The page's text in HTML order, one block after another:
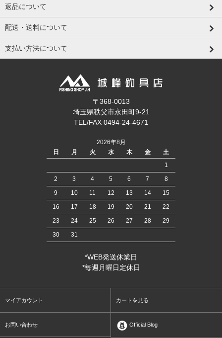
返品について
配送・送料について
支払い方法について
〒368-0013
埼玉県秩父市永田町9-21
TEL/FAX 0494-24-4671
2026年8月
日
月 火 水 木 金
土
1
2
3 4 5 6 7
8
9
10 11 12 13 14
15
16
17 18 19 20 21
22
23
24 25 26 27 28
29
30
31
*WEB発送休業日
*毎週月曜日定休日
マイアカウント カートを見る
お問い合わせ Official Blog